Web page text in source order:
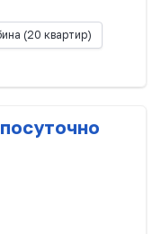
(20 квартир)